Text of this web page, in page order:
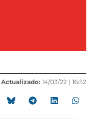
Actualizado: 14/03/22 | 16:52